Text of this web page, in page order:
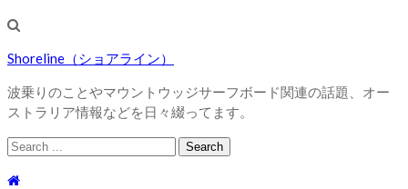
Shoreline（ショアライン）
波乗りのことやマウントウッジサーフボード関連の話題、オー
ストラリア情報などを日々綴ってます。
Search